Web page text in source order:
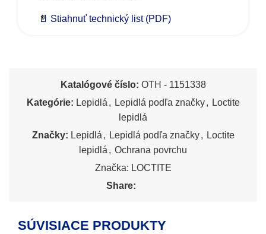
📄 Stiahnuť technický list (PDF)
Katalógové číslo: OTH - 1151338
Kategórie: Lepidlá , Lepidlá podľa značky , Loctite
lepidlá
Značky: Lepidlá , Lepidlá podľa značky , Loctite
lepidlá , Ochrana povrchu
Značka: LOCTITE
Share:
SÚVISIACE PRODUKTY